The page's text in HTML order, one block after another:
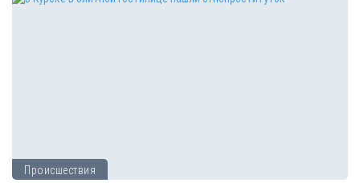
Происшествия